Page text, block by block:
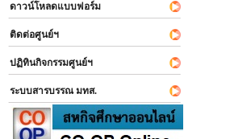
ดาวน์โหลดแบบฟอร์ม
ติดต่อศูนย์ฯ
ปฏิทินกิจกรรมศูนย์ฯ
ระบบสารบรรณ มทส.